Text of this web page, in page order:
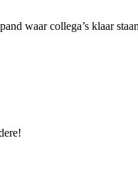
waar collega’s klaar